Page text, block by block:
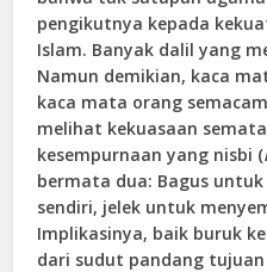
pengikutnya kepada
Islam. Banyak dalil yang
Namun demikian, kaca
kaca mata orang
melihat kekuasaan
kesempurnaan yang nisbi (
bermata dua: Bagus
sendiri, jelek untuk
Implikasinya, baik buruk
dari sudut pandang